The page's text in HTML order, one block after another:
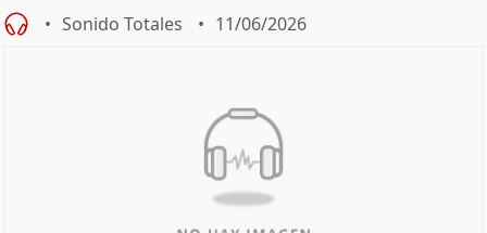
Sonido Totales 11/06/2026